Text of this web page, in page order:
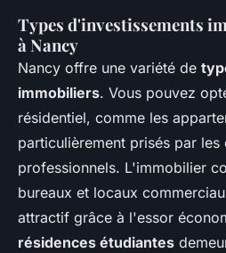
Types d'investissements
à Nancy
Nancy offre une variété de
immobiliers. Vous pouvez
résidentiel, comme les
particulièrement prisés par les
professionnels. L'immobilier
bureaux et locaux
attractif grâce à l'essor
résidences étudiantes